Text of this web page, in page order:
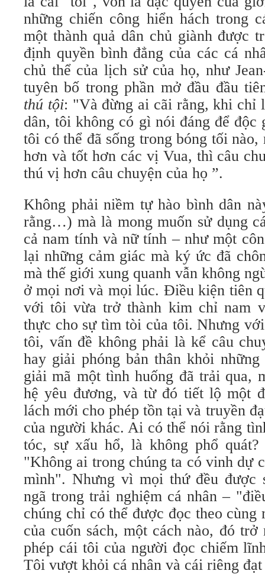
những chiến công hiển hách trong
một thành quả dân chủ giành được
định quyền bình đẳng của các cá
chủ thể của lịch sử của họ, như
tuyên bố trong phần mở đầu đầu
thú tội: "Và đừng ai cãi rằng, khi chỉ
dân, tôi không có gì nói đáng để
tôi có thể đã sống trong bóng tối
hơn và tốt hơn các vị Vua, thì câu
thú vị hơn câu chuyện của họ ”.
Không phải niềm tự hào bình dân
rằng…) mà là mong muốn sử dụng
cả nam tính và nữ tính – như một
lại những cảm giác mà ký ức đã
mà thế giới xung quanh vẫn không
ở mọi nơi và mọi lúc. Điều kiện tiên
với tôi vừa trở thành kim chỉ nam
thực cho sự tìm tòi của tôi. Nhưng
tôi, vấn đề không phải là kể câu
hay giải phóng bản thân khỏi
giải mã một tình huống đã trải qua,
hệ yêu đương, và từ đó tiết lộ một
lách mới cho phép tồn tại và truyền
của người khác. Ai có thể nói rằng
tóc, sự xấu hổ, là không phổ
"Không ai trong chúng ta có vinh dự
mình". Nhưng vì mọi thứ đều được
ngã trong trải nghiệm cá nhân –
chúng chỉ có thể được đọc theo
của cuốn sách, một cách nào, đó trở
phép cái tôi của người đọc chiếm
Tôi vượt khỏi cá nhân và cái riêng